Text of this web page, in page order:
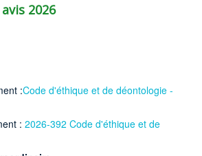
2026
:Code d'éthique et de déontologie -
: 2026-392 Code d'éthique et de